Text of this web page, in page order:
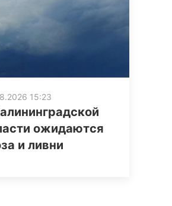
15:23
ожидаются
и ливни